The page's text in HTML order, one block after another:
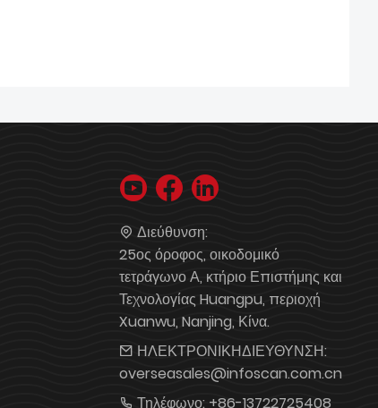
Διεύθυνση:
25ος όροφος, οικοδομικό
τετράγωνο Α, κτήριο Επιστήμης και
Τεχνολογίας Huangpu, περιοχή
Xuanwu, Nanjing, Κίνα.
ΗΛΕΚΤΡΟΝΙΚΗΔΙΕΥΘΥΝΣΗ:
overseasales@infoscan.com.cn
Τηλέφωνο: +86-13722725408